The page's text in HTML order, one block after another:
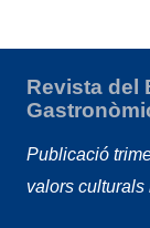
Revista del
Publicació
valors